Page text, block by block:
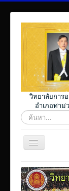
วิทยาลัยการ
อำเภอท่าม่
ค้นหา...
สลับ
เก
ชั่น
Home
โปรแกรม ศธ